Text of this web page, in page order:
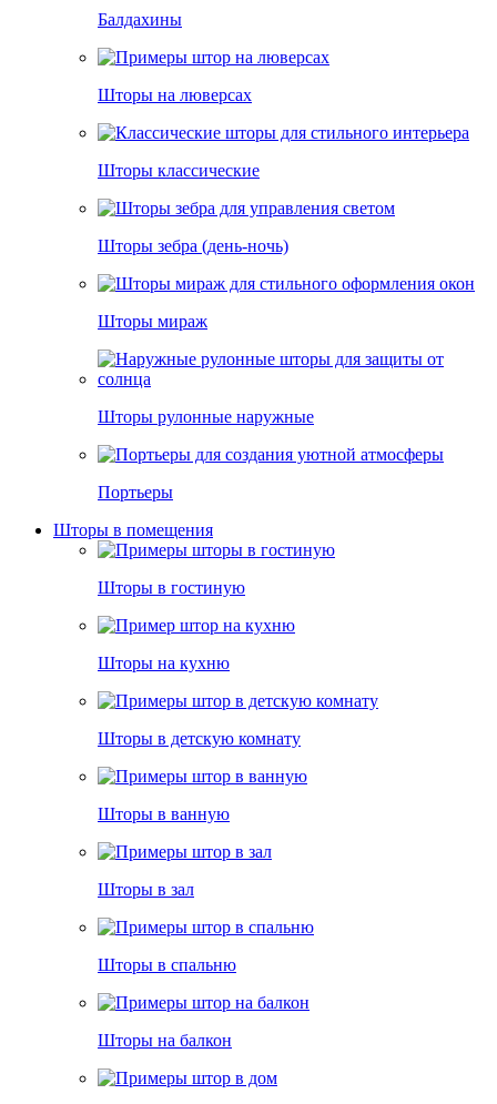
Балдахины
Шторы на люверсах
Шторы классические
Шторы зебра (день-ночь)
Шторы мираж
Шторы рулонные наружные
Портьеры
Шторы в помещения
Шторы в гостиную
Шторы на кухню
Шторы в детскую комнату
Шторы в ванную
Шторы в зал
Шторы в спальню
Шторы на балкон